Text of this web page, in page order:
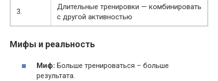
3.
Длительные тренировки — комбинировать
с другой активностью
Мифы и реальность
Миф: Больше тренироваться – больше
результата.